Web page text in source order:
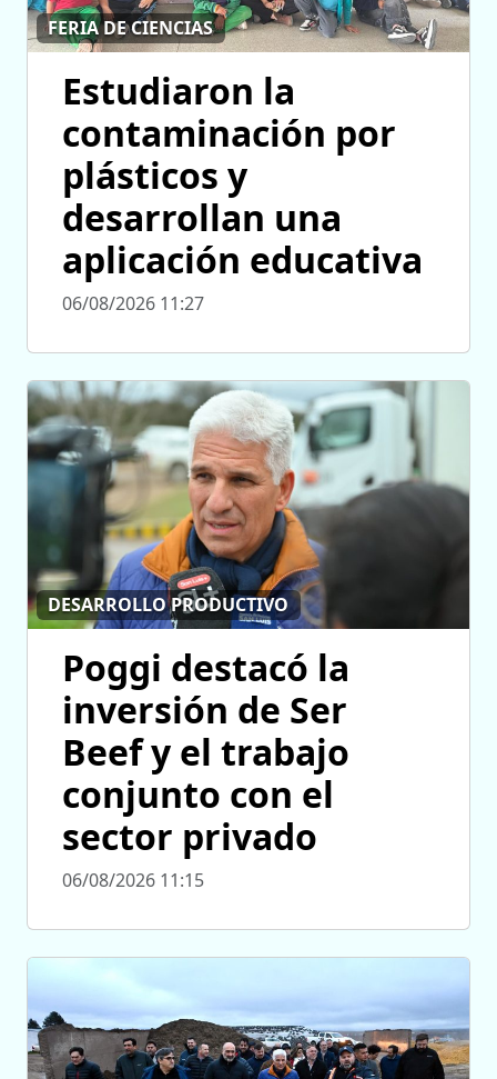
FERIA DE CIENCIAS
Estudiaron la
contaminación por
plásticos y
desarrollan una
aplicación educativa
06/08/2026 11:27
DESARROLLO PRODUCTIVO
Poggi destacó la
inversión de Ser
Beef y el trabajo
conjunto con el
sector privado
06/08/2026 11:15